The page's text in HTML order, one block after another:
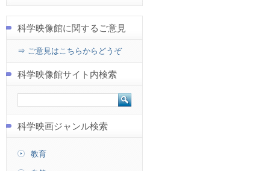
科学映像館に関するご意見
⇒ ご意見はこちらからどうぞ
科学映像館サイト内検索
科学映画ジャンル検索
教育